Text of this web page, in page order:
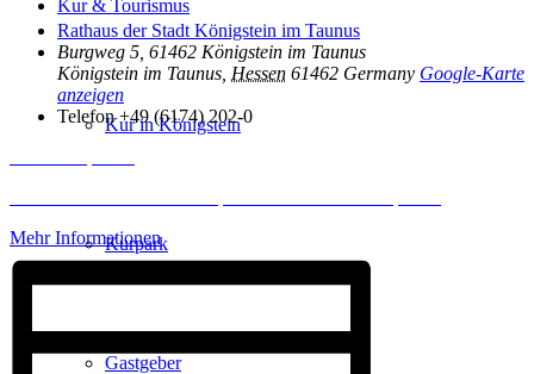
Kur & Tourismus
Kur in Königstein
Kurpark
Gastgeber
Rathaus der Stadt Königstein im Taunus
Burgweg 5, 61462 Königstein im Taunus
Königstein im Taunus Hessen 61462 Germany Google-Karte
anzeigen
Telefon +49 (6174) 202-0
Mehr Informationen